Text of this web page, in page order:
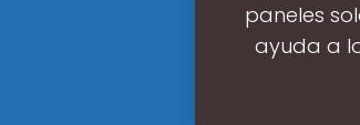
paneles
ayuda a